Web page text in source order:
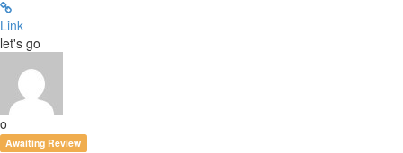
Link
let's go
o
Awaiting Review